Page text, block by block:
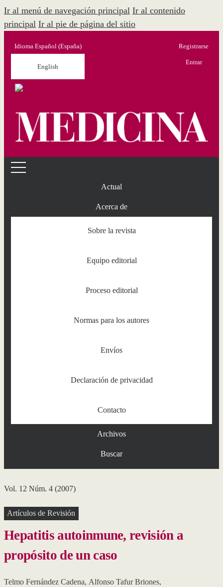
Ir al menú de navegación principal Ir al contenido
principal Ir al pie de página del sitio
Idioma Español (España)
English
Registrarse
Entrar
Actual
Acerca de
Sobre la revista
Equipo editorial
Proceso editorial
Normas para los autores
Envíos
Declaración de privacidad
Contacto
Archivos
Buscar
Vol. 12 Núm. 4 (2007)
Artículos de Revisión
Hepatitis autoinmune, revisión a
propósito de un caso
Telmo Fernández Cadena, Alfonso Tafur Briones,